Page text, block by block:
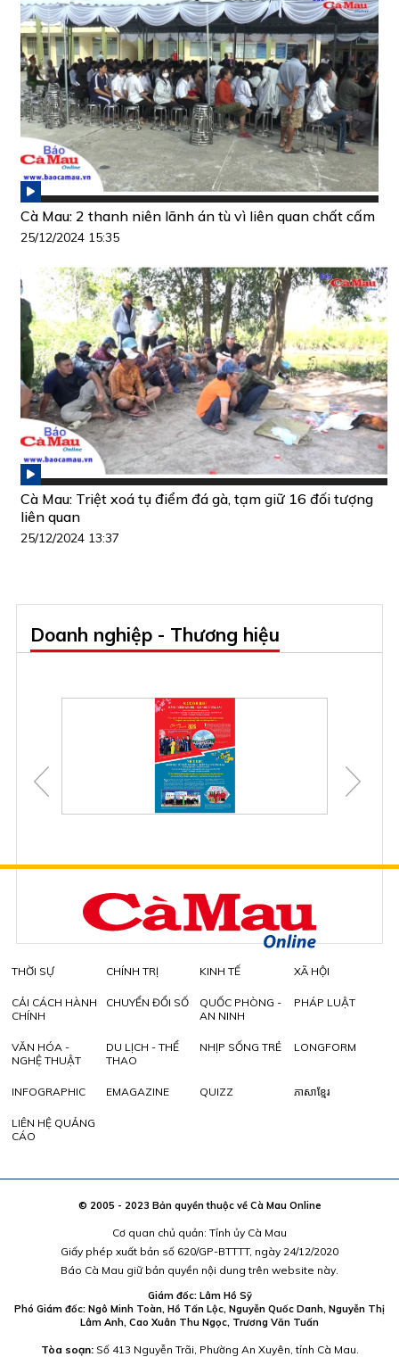
Cà Mau: 2 thanh niên lãnh án tù vì liên quan chất cấm
25/12/2024 15:35
Cà Mau: Triệt xoá tụ điểm đá gà, tạm giữ 16 đối tượng
liên quan
25/12/2024 13:37
Doanh nghiệp - Thương hiệu
THỜI SỰ CHÍNH TRỊ KINH TẾ XÃ HỘI
CẢI CÁCH HÀNH
CHÍNH
CHUYỂN ĐỔI SỐ
QUỐC PHÒNG -
AN NINH
PHÁP LUẬT
VĂN HÓA -
NGHỆ THUẬT
DU LỊCH - THỂ
THAO
NHỊP SỐNG TRẺ LONGFORM
INFOGRAPHIC EMAGAZINE QUIZZ ភាសាខ្មែរ
LIÊN HỆ QUẢNG
CÁO
© 2005 - 2023 Bản quyền thuộc về Cà Mau Online
Cơ quan chủ quản: Tỉnh ủy Cà Mau
Giấy phép xuất bản số 620/GP-BTTTT, ngày 24/12/2020
Báo Cà Mau giữ bản quyền nội dung trên website này.
Giám đốc: Lâm Hồ Sỹ
Phó Giám đốc: Ngô Minh Toàn, Hồ Tấn Lộc, Nguyễn Quốc Danh, Nguyễn Thị
Lâm Anh, Cao Xuân Thu Ngọc, Trương Văn Tuấn
Tòa soạn:Số 413 Nguyễn Trãi, Phường An Xuyên, tỉnh Cà Mau.